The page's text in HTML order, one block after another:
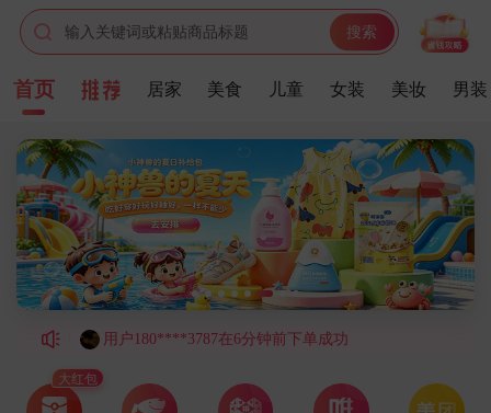
输入关键词或粘贴商品标题 搜索
首页 居家 美食 儿童 女装 美妆 男装
用户139****7775在3分钟前下单成功
用户183****1369在7分钟前下单成功
用户187****6179在5分钟前下单成功
用户180****4828在5分钟前下单成功
用户144****7032在1分钟前下单成功
用户176****1274在3分钟前下单成功
用户180****6409在4分钟前下单成功
用户180****3787在6分钟前下单成功
用户188****2784在1分钟前下单成功
用户186****6469在2分钟前下单成功
用户159****6403在6分钟前下单成功
大红包